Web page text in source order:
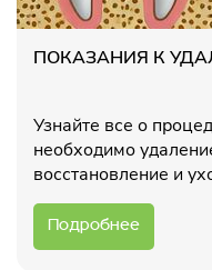
ПОКАЗАНИЯ К
Узнайте все о
необходимо
восстановление и
Подробнее